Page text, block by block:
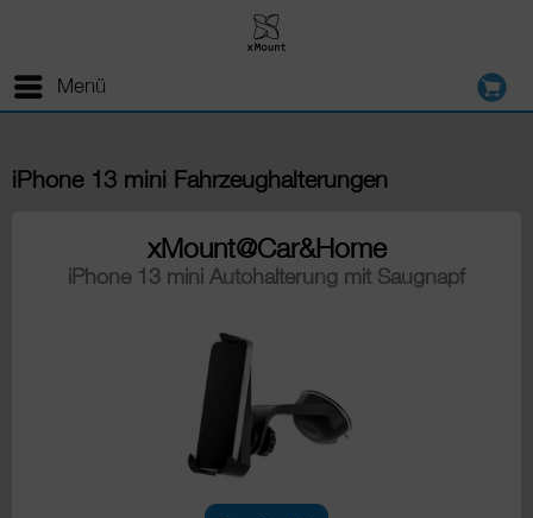
Menü
iPhone 13 mini Fahrzeughalterungen
xMount@Car&Home
iPhone 13 mini Autohalterung mit Saugnapf